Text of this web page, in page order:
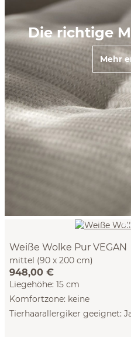
Die richtige
Mehr
Weiße Wolke Pur VEGAN
mittel (90 x 200 cm)
948,00 €
Liegehöhe: 15 cm
Komfortzone: keine
Tierhaarallergiker geeignet: